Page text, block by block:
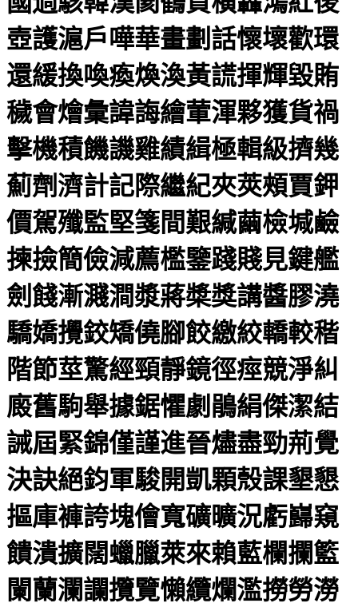
壺護滬戶嘩華畫劃話懷壞歡環
還緩換喚瘓煥渙黃謊揮輝毀賄
穢會燴彙諱誨繪葷渾夥獲貨禍
擊機積饑譏雞績緝極輯級擠幾
薊劑濟計記際繼紀夾莢頰賈鉀
價駕殲監堅箋間艱緘繭檢堿鹼
揀撿簡儉減薦檻鑒踐賤見鍵艦
劍餞漸濺澗漿蔣槳獎講醬膠澆
驕嬌攪鉸矯僥腳餃繳絞轎較稭
階節莖驚經頸靜鏡徑痙競淨糾
廄舊駒舉據鋸懼劇鵑絹傑潔結
誡屆緊錦僅謹進晉燼盡勁荊覺
決訣絕鈞軍駿開凱顆殼課墾懇
摳庫褲誇塊儈寬礦曠況虧巋窺
饋潰擴闊蠟臘萊來賴藍欄攔籃
闌蘭瀾讕攬覽懶纜爛濫撈勞澇